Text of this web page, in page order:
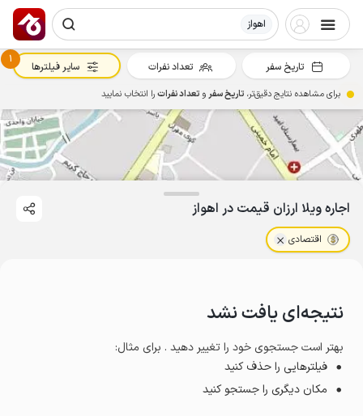
اهواز
اجاره ویلا ارزان قیمت در اهواز
اقتصادی
نتیجه‌ای یافت نشد
بهتر است جستجوی خود را تغییر دهید . برای مثال:
فیلترهایی را حذف کنید
مکان دیگری را جستجو کنید
تاریخ سفر تعداد نفرات
1
سایر فیلترها
برای مشاهده نتایج دقیق‌تر، تاریخ سفرو تعداد نفراترا انتخاب نمایید